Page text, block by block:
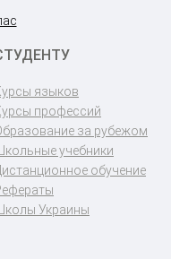
языков
профессий
за рубежом
Школьные учебники
обучение
Школы Украины